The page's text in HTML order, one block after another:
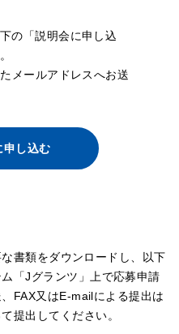
の「説明会に申し込
メールアドレスへお送
申し込む
書類をダウンロードし、以下
「Jグランツ」上で応募申請
FAX又はE-mailによる提出は
提出してください。